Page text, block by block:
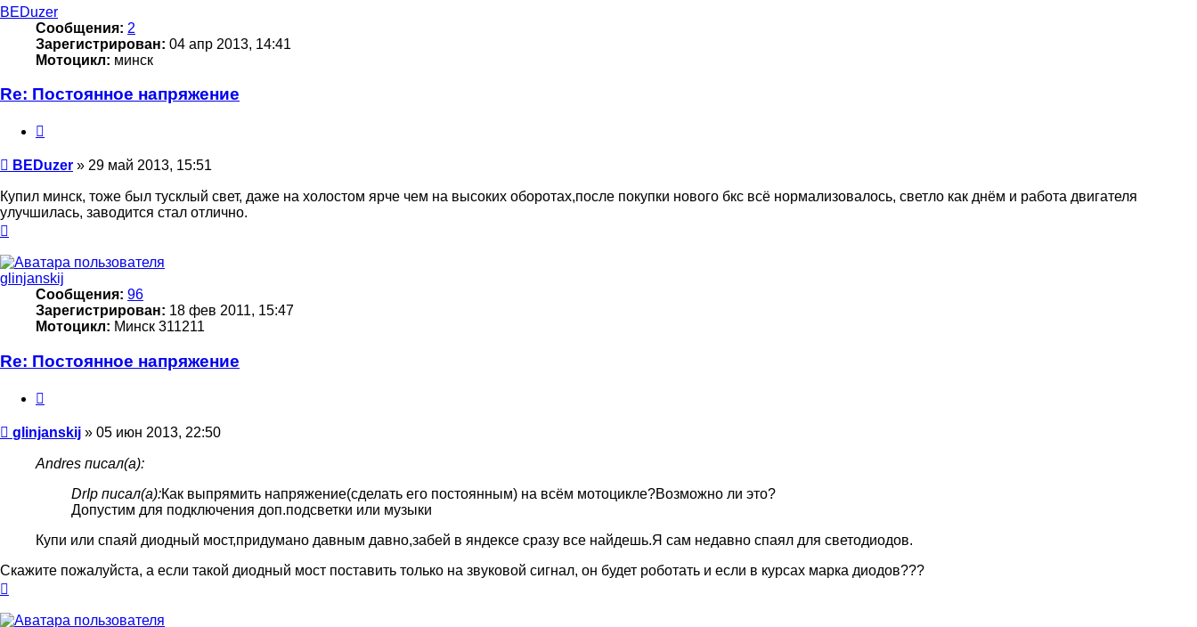
началу
BEDuzer
Сообщения: 2
Зарегистрирован: 04 апр 2013, 14:41
Мотоцикл: минск
Re: Постоянное напряжение
Сообщение
BEDuzer » 29 май 2013, 15:51
Купил минск, тоже был тусклый свет, даже на холостом ярче чем на высоких оборотах,после покупки нового бкс всё нормализовалось, светло как днём и работа двигателя
улучшилась, заводится стал отлично.
началу
glinjanskij
Сообщения: 96
Зарегистрирован: 18 фев 2011, 15:47
Мотоцикл: Минск 311211
Re: Постоянное напряжение
Сообщение
glinjanskij » 05 июн 2013, 22:50
Andres писал(а):
DrIp писал(а):Как выпрямить напряжение(сделать его постоянным) на всём мотоцикле?Возможно ли это?
Допустим для подключения доп.подсветки или музыки
Купи или спаяй диодный мост,придумано давным давно,забей в яндексе сразу все найдешь.Я сам недавно спаял для светодиодов.
Скажите пожалуйста, а если такой диодный мост поставить только на звуковой сигнал, он будет роботать и если в курсах марка диодов???
началу